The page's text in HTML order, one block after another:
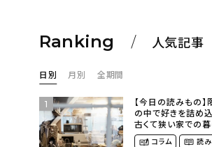
Ranking 人気記事
日別 月別 全期間
1
【今日の読みもの】
の中で好きを詰め
古くて狭い家での暮
（
コラム 読み